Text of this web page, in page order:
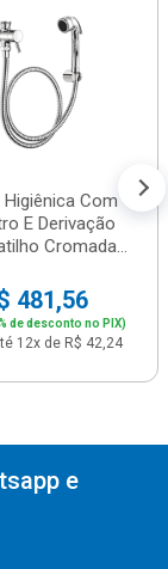
Higiênica Com
E Derivação
Cromada...
481,56
de desconto no PIX)
12x de R$ 42,24
e